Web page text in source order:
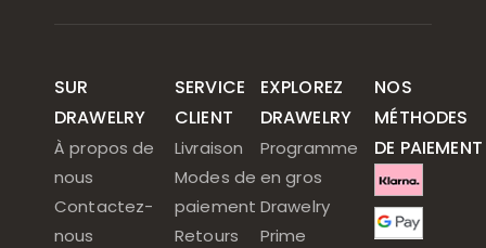
SUR
DRAWELRY
À propos de
nous
Contactez-
nous
SERVICE
CLIENT
Livraison
Modes de
paiement
Retours
EXPLOREZ
DRAWELRY
Programme
en gros
Drawelry
Prime
NOS
MÉTHODES
DE PAIEMENT